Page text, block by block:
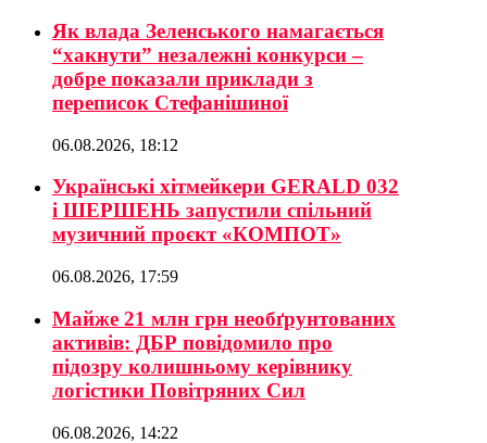
Як влада Зеленського намагається
“хакнути” незалежні конкурси –
добре показали приклади з
переписок Стефанішиної
06.08.2026, 18:12
Українські хітмейкери GERALD 032
і ШЕРШЕНЬ запустили спільний
музичний проєкт «КОМПОТ»
06.08.2026, 17:59
Майже 21 млн грн необґрунтованих
активів: ДБР повідомило про
підозру колишньому керівнику
логістики Повітряних Сил
06.08.2026, 14:22